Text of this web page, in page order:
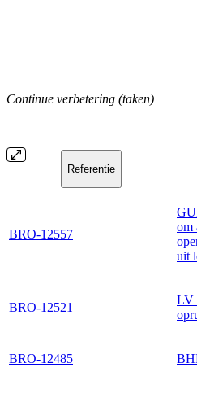
Continue verbetering (taken)
Referentie
BRO-12557
om
uit
BRO-12521
LV
BRO-12485